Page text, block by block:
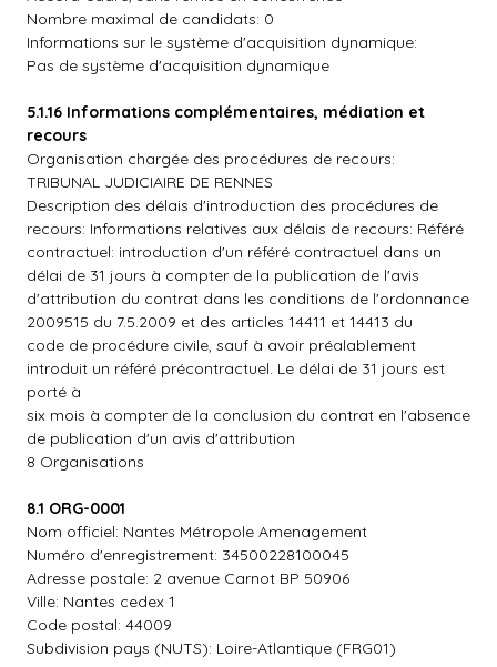
Nombre maximal de candidats: 0
Informations sur le système d'acquisition dynamique:
Pas de système d'acquisition dynamique
5.1.16 Informations complémentaires, médiation et
recours
Organisation chargée des procédures de recours:
TRIBUNAL JUDICIAIRE DE RENNES
Description des délais d'introduction des procédures de
recours: Informations relatives aux délais de recours: Référé
contractuel: introduction d'un référé contractuel dans un
délai de 31 jours à compter de la publication de l'avis
d'attribution du contrat dans les conditions de l'ordonnance
2009515 du 7.5.2009 et des articles 14411 et 14413 du
code de procédure civile, sauf à avoir préalablement
introduit un référé précontractuel. Le délai de 31 jours est
porté à
six mois à compter de la conclusion du contrat en l'absence
de publication d'un avis d'attribution
8 Organisations
8.1 ORG-0001
Nom officiel: Nantes Métropole Amenagement
Numéro d'enregistrement: 34500228100045
Adresse postale: 2 avenue Carnot BP 50906
Ville: Nantes cedex 1
Code postal: 44009
Subdivision pays (NUTS): Loire-Atlantique (FRG01)